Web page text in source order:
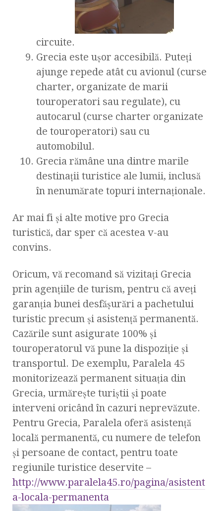
circuite.
Grecia este uşor accesibilă. Puteţi
ajunge repede atât cu avionul (curse
charter, organizate de marii
touroperatori sau regulate), cu
autocarul (curse charter organizate
de touroperatori) sau cu
automobilul.
Grecia rămâne una dintre marile
destinaţii turistice ale lumii, inclusă
în nenumărate topuri internaţionale.
Ar mai fi şi alte motive pro Grecia
turistică, dar sper că acestea v-au
convins.
Oricum, vă recomand să vizitaţi Grecia
prin agenţiile de turism, pentru că aveţi
garanţia bunei desfăşurări a pachetului
turistic precum şi asistenţă permanentă.
Cazările sunt asigurate 100% şi
touroperatorul vă pune la dispoziţie şi
transportul. De exemplu, Paralela 45
monitorizează permanent situaţia din
Grecia, urmăreşte turiştii şi poate
interveni oricând în cazuri neprevăzute.
Pentru Grecia, Paralela oferă asistenţă
locală permanentă, cu numere de telefon
şi persoane de contact, pentru toate
regiunile turistice deservite –
http://www.paralela45.ro/pagina/asistent
a-locala-permanenta